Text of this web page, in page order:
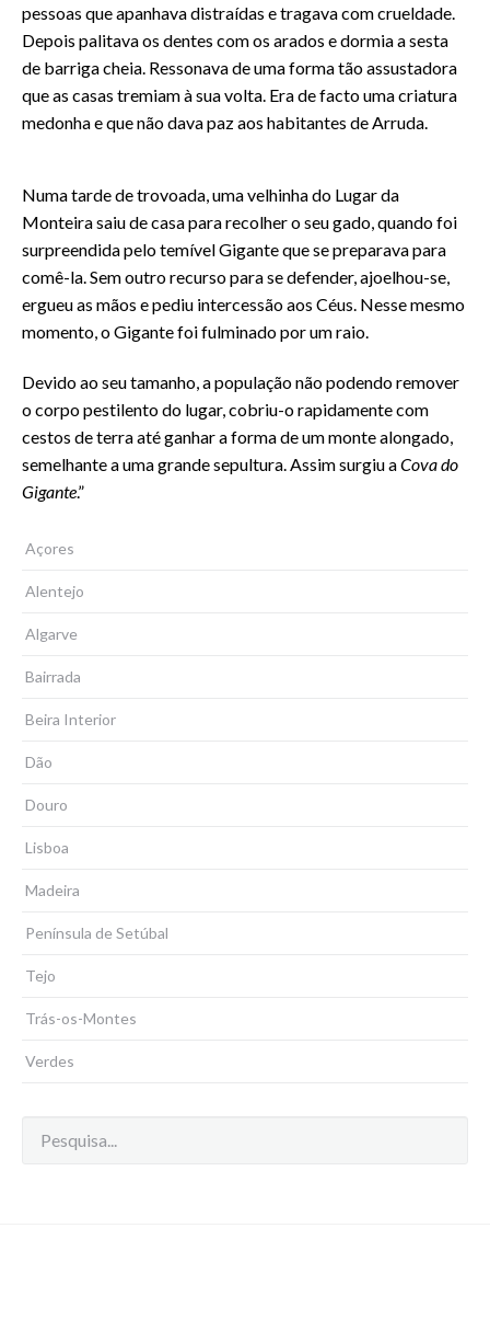
pessoas que apanhava distraídas e tragava com crueldade.
Depois palitava os dentes com os arados e dormia a sesta
de barriga cheia. Ressonava de uma forma tão assustadora
que as casas tremiam à sua volta. Era de facto uma criatura
medonha e que não dava paz aos habitantes de Arruda.
Numa tarde de trovoada, uma velhinha do Lugar da
Monteira saiu de casa para recolher o seu gado, quando foi
surpreendida pelo temível Gigante que se preparava para
comê-la. Sem outro recurso para se defender, ajoelhou-se,
ergueu as mãos e pediu intercessão aos Céus. Nesse mesmo
momento, o Gigante foi fulminado por um raio.
Devido ao seu tamanho, a população não podendo remover
o corpo pestilento do lugar, cobriu-o rapidamente com
cestos de terra até ganhar a forma de um monte alongado,
semelhante a uma grande sepultura. Assim surgiu aCova do
Gigante.”
Açores
Alentejo
Algarve
Bairrada
Beira Interior
Dão
Douro
Lisboa
Madeira
Península de Setúbal
Tejo
Trás-os-Montes
Verdes